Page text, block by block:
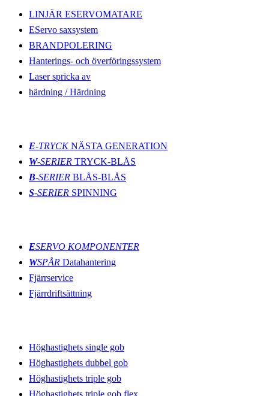
LINJÄR ESERVOMATARE
EServo saxsystem
BRANDPOLERING
Hanterings- och överföringssystem
Laser spricka av
härdning / Härdning
E-TRYCKNÄSTA GENERATION
W-SERIER TRYCK-BLÅS
B-SERIER BLÅS-BLÅS
S-SERIER SPINNING
ESERVO KOMPONENTER
WSPÅR Datahantering
Fjärrservice
Fjärrdriftsättning
Höghastighets single gob
Höghastighets dubbel gob
Höghastighets triple gob